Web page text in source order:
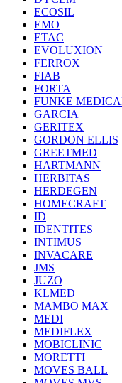
ECOSIL
EMO
ETAC
EVOLUXION
FERROX
FIAB
FORTA
FUNKE
GARCIA
GERITEX
GORDON ELLIS
GREETMED
HARTMANN
HERBITAS
HERDEGEN
HOMECRAFT
ID
IDENTITES
INTIMUS
INVACARE
JMS
JUZO
KLMED
MAMBO MAX
MEDI
MEDIFLEX
MOBICLINIC
MORETTI
MOVES BALL